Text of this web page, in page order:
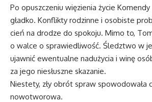
Po opuszczeniu więzienia życie Komendy
gładko. Konflikty rodzinne i osobiste
cień na drodze do spokoju. Mimo to,
o walce o sprawiedliwość. Śledztwo w
ujawnić ewentualne nadużycia i winę
za jego niesłuszne skazanie.
Niestety, zły obrót spraw spowodowała
nowotworowa.